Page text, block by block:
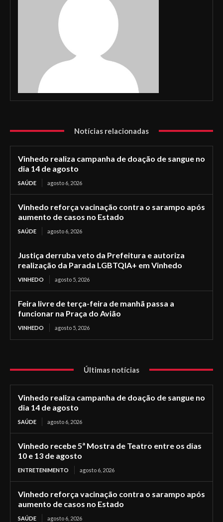
Notícias relacionadas
Vinhedo realiza campanha de doação de sangue no
dia 14 de agosto
SAÚDE agosto 6, 2026
Vinhedo reforça vacinação contra o sarampo após
aumento de casos no Estado
SAÚDE agosto 6, 2026
Justiça derruba veto da Prefeitura e autoriza
realização da Parada LGBTQIA+ em Vinhedo
VINHEDO agosto 5, 2026
Feira livre de terça-feira de manhã passa a
funcionar na Praça do Avião
VINHEDO agosto 5, 2026
Últimas notícias
Vinhedo realiza campanha de doação de sangue no
dia 14 de agosto
SAÚDE agosto 6, 2026
Vinhedo recebe 5ª Mostra de Teatro entre os dias
10 e 13 de agosto
ENTRETENIMENTO agosto 6, 2026
Vinhedo reforça vacinação contra o sarampo após
aumento de casos no Estado
SAÚDE agosto 6, 2026